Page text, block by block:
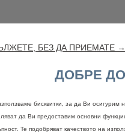
БЕЗ ДА ПРИЕМАТЕ →
ДОБРЕ
бисквитки, за да Ви осигурим
да Ви предоставим основни
Те подобряват качеството на